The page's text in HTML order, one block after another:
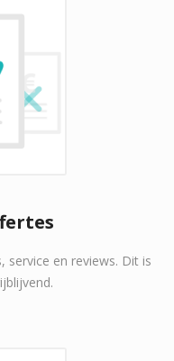
service en reviews. Dit is